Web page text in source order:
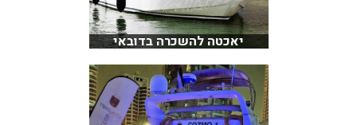
יאכטה להשכרה בדובאי